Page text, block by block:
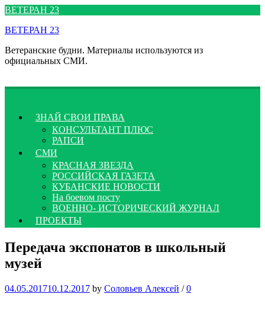
Перейти
содержимому
ВЕТЕРАН 23
ВЕТЕРАН 23
Ветеранские будни. Материалы используются из
официальных СМИ.
ЗНАЙ СВОИ ПРАВА
КОНСУЛЬТАНТ ПЛЮС
РАПСИ
СМИ
КРАСНАЯ ЗВЕЗДА
РОССИЙСКАЯ ГАЗЕТА
КУБАНСКИЕ НОВОСТИ
На боевом посту
ВОЕННО- ИСТОРИЧЕСКИЙ ЖУРНАЛ
ПРОЕКТЫ
Передача экспонатов в школьный
музей
04.05.201710.12.2017 by Соловьев Алексей / 0